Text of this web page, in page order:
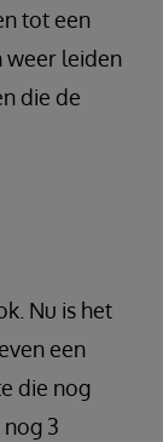
tot een
weer leiden
die de
Nu is het
een
die nog
3